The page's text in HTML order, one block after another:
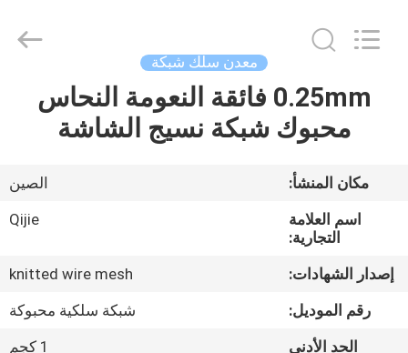
الصفحة
الرئيسية
منتجات
معلومات
عنا
جولة
معدن سلك شبكة
0.25mm فائقة النعومة النحاس
محبوك شبكة نسيج الشاشة
مكان المنشأ:
الصين
اسم العلامة
التجارية:
Qijie
إصدار الشهادات:
knitted wire mesh
رقم الموديل:
شبكة سلكية محبوكة
الحد الأدنى
1 كجم